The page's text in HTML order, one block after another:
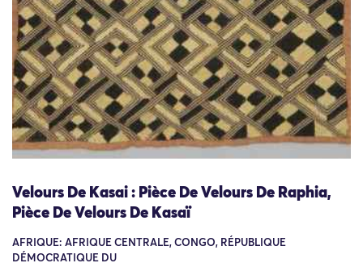
Velours De Kasai : Pièce De Velours De Raphia,
Pièce De Velours De Kasaï
AFRIQUE: AFRIQUE CENTRALE, CONGO, RÉPUBLIQUE
DÉMOCRATIQUE DU